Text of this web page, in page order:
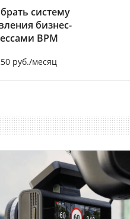
систему
бизнес-
BPM
руб./месяц